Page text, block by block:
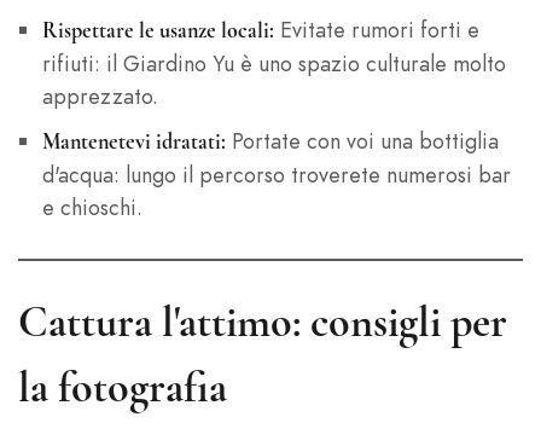
Rispettare le usanze locali: Evitate rumori forti e
rifiuti: il Giardino Yu è uno spazio culturale molto
apprezzato.
Mantenetevi idratati: Portate con voi una bottiglia
d'acqua: lungo il percorso troverete numerosi bar
e chioschi.
Cattura l'attimo: consigli per
la fotografia